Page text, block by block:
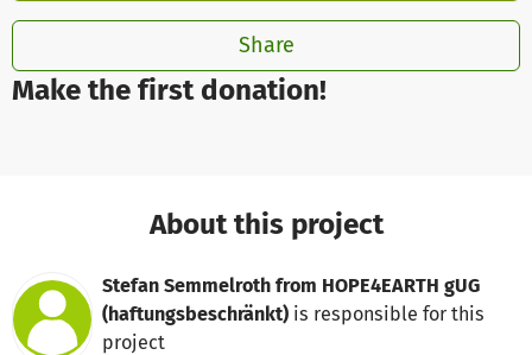
Make the first donation!
Share
About this project
Stefan Semmelroth from HOPE4EARTH gUG
(haftungsbeschränkt) is responsible for this
project